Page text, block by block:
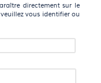
directement sur le
vous identifier ou